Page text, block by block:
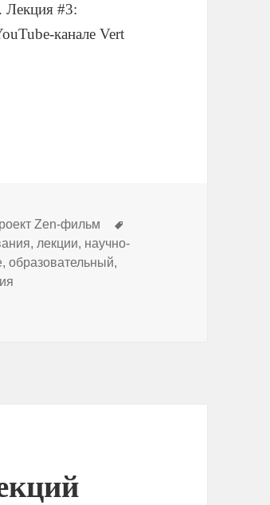
Лекция #3:
канале Vert
Zen-фильм
, лекции, научно-
,образовательный,